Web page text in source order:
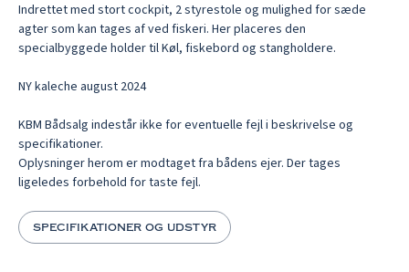
Indrettet med stort cockpit, 2 styrestole og mulighed for sæde
agter som kan tages af ved fiskeri. Her placeres den
specialbyggede holder til Køl, fiskebord og stangholdere.
NY kaleche august 2024
KBM Bådsalg indestår ikke for eventuelle fejl i beskrivelse og
specifikationer.
Oplysninger herom er modtaget fra bådens ejer. Der tages
specifikationer og udstyr